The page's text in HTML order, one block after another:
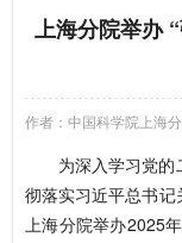
上海分院举办
作者：中国科学院上海
为深入学习党
彻落实习近平总书
上海分院举办2025